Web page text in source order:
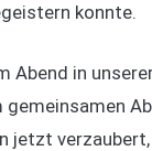
konnte.
Abend in
gemeinsamen
jetzt